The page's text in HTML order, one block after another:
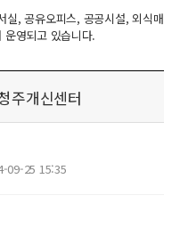
실, 공유오피스, 공공시설, 외식매
영되고 있습니다.
주개신센터
09-25 15:35